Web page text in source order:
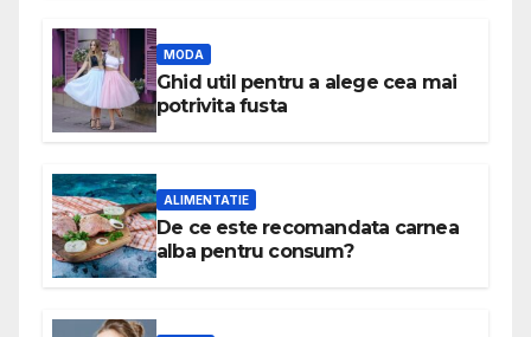
MODA
Ghid util pentru a alege cea mai
potrivita fusta
ALIMENTATIE
De ce este recomandata carnea
alba pentru consum?